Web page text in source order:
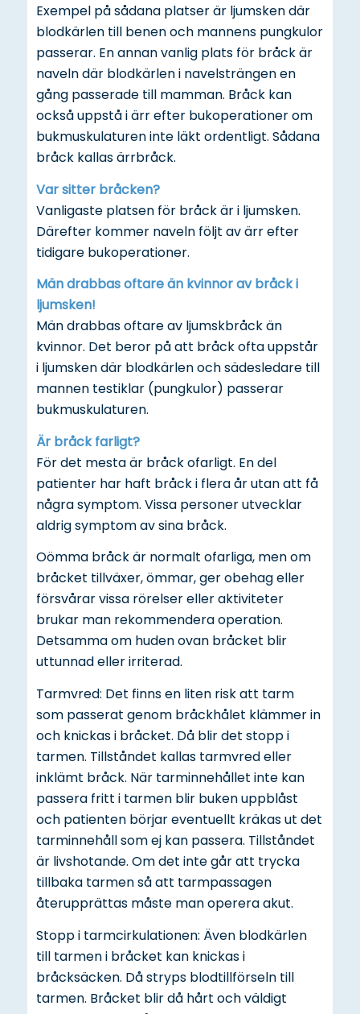
Exempel på sådana platser är ljumsken där
blodkärlen till benen och mannens pungkulor
passerar. En annan vanlig plats för bråck är
naveln där blodkärlen i navelsträngen en
gång passerade till mamman. Bråck kan
också uppstå i ärr efter bukoperationer om
bukmuskulaturen inte läkt ordentligt. Sådana
bråck kallas ärrbråck.
Var sitter bråcken?
Vanligaste platsen för bråck är i ljumsken.
Därefter kommer naveln följt av ärr efter
tidigare bukoperationer.
Män drabbas oftare än kvinnor av bråck i
ljumsken!
Män drabbas oftare av ljumskbråck än
kvinnor. Det beror på att bråck ofta uppstår
i ljumsken där blodkärlen och sädesledare till
mannen testiklar (pungkulor) passerar
bukmuskulaturen.
Är bråck farligt?
För det mesta är bråck ofarligt. En del
patienter har haft bråck i flera år utan att få
några symptom. Vissa personer utvecklar
aldrig symptom av sina bråck.
Oömma bråck är normalt ofarliga, men om
bråcket tillväxer, ömmar, ger obehag eller
försvårar vissa rörelser eller aktiviteter
brukar man rekommendera operation.
Detsamma om huden ovan bråcket blir
uttunnad eller irriterad.
Tarmvred: Det finns en liten risk att tarm
som passerat genom bråckhålet klämmer in
och knickas i bråcket. Då blir det stopp i
tarmen. Tillståndet kallas tarmvred eller
inklämt bråck. När tarminnehållet inte kan
passera fritt i tarmen blir buken uppblåst
och patienten börjar eventuellt kräkas ut det
tarminnehåll som ej kan passera. Tillståndet
är livshotande. Om det inte går att trycka
tillbaka tarmen så att tarmpassagen
återupprättas måste man operera akut.
Stopp i tarmcirkulationen: Även blodkärlen
till tarmen i bråcket kan knickas i
bråcksäcken. Då stryps blodtillförseln till
tarmen. Bråcket blir då hårt och väldigt